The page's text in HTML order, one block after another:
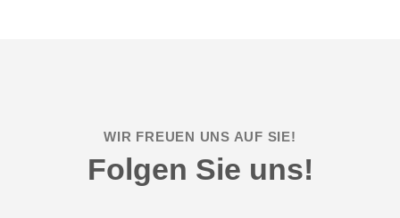
WIR FREUEN UNS AUF SIE!
Folgen Sie uns!